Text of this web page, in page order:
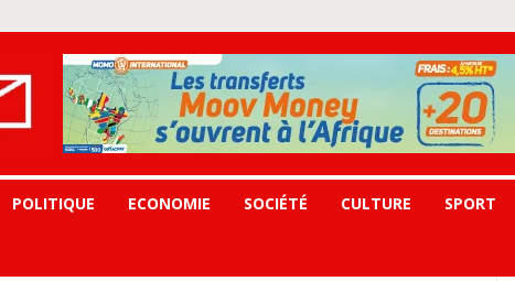
POLITIQUE ECONOMIE SOCIÉTÉ CULTURE SPORT